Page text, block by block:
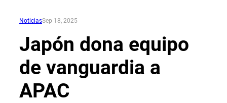
NoticiasSep 18, 2025
Japón dona equipo
de vanguardia a
APAC